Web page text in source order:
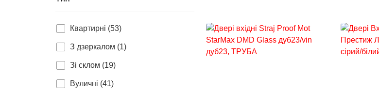
Квартирні (53)
З дзеркалом (1)
Зі склом (19)
Вуличні (41)